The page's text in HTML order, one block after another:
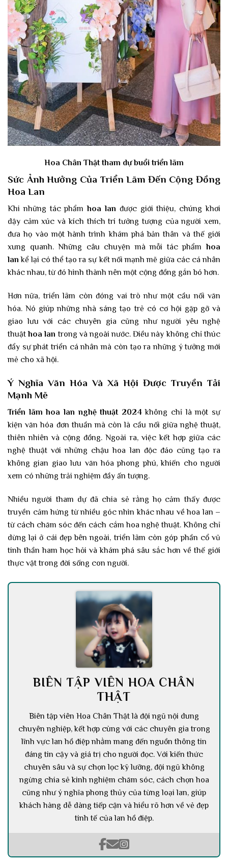
Hoa Chân Thật tham dự buổi triển lãm
Sức Ảnh Hưởng Của Triển Lãm Đến Cộng Đồng
Hoa Lan
Khi những tác phẩmhoa lan được giới thiệu, chúng khơi
dậy cảm xúc và kích thích trí tưởng tượng của người xem,
đưa họ vào một hành trình khám phá bản thân và thế giới
xung quanh. Những câu chuyện mà mỗi tác phẩmhoa
lan kể lại có thể tạo ra sự kết nối mạnh mẽ giữa các cá nhân
khác nhau, từ đó hình thành nên một cộng đồng gắn bó hơn.
Hơn nữa, triển lãm còn đóng vai trò như một cầu nối văn
hóa. Nó giúp những nhà sáng tạo trẻ có cơ hội gặp gỡ và
giao lưu với các chuyên gia cũng như người yêu nghệ
thuậthoa lan trong và ngoài nước. Điều này không chỉ thúc
đẩy sự phát triển cá nhân mà còn tạo ra những ý tưởng mới
mẻ cho xã hội.
Ý Nghĩa Văn Hóa Và Xã Hội Được Truyền Tải
Mạnh Mẽ
Triển lãm hoa lan nghệ thuật 2024không chỉ là một sự
kiện văn hóa đơn thuần mà còn là cầu nối giữa nghệ thuật,
thiên nhiên và cộng đồng. Ngoài ra, việc kết hợp giữa các
nghệ thuật với những chậu hoa lan độc đáo cũng tạo ra
không gian giao lưu văn hóa phong phú, khiến cho người
xem có những trải nghiệm đầy ấn tượng.
Nhiều người tham dự đã chia sẻ rằng họ cảm thấy được
truyền cảm hứng từ nhiều góc nhìn khác nhau về hoa lan –
từ cách chăm sóc đến cách cắm hoa nghệ thuật. Không chỉ
dừng lại ở cái đẹp bên ngoài, triển lãm còn góp phần cổ vũ
tinh thần ham học hỏi và khám phá sâu sắc hơn về thế giới
thực vật trong đời sống con người.
BIÊN TẬP VIÊN HOA CHÂN
THẬT
Biên tập viên Hoa Chân Thật là đội ngũ nội dung
chuyên nghiệp, kết hợp cùng với các chuyên gia trong
lĩnh vực lan hồ điệp nhằm mang đến nguồn thông tin
đáng tin cậy và giá trị cho người đọc. Với kiến thức
chuyên sâu và sự chọn lọc kỹ lưỡng, đội ngũ không
ngừng chia sẻ kinh nghiệm chăm sóc, cách chọn hoa
cũng như ý nghĩa phong thủy của từng loại lan, giúp
khách hàng dễ dàng tiếp cận và hiểu rõ hơn về vẻ đẹp
tinh tế của lan hồ điệp.